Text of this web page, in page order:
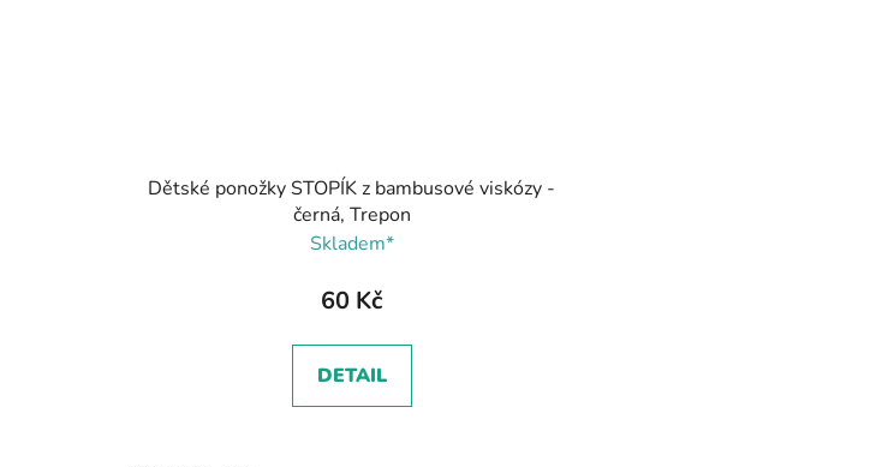
Dětské ponožky STOPÍK z bambusové viskózy -
černá, Trepon
Skladem*
60 Kč
DETAIL